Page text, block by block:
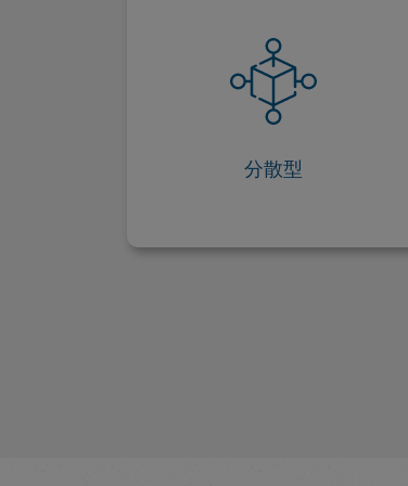
分散型
ビットコインから『分裂』した仮
想通貨と同様に、ビットコインキ
ャッシュは分散型の仮想通貨で
す。これはつまり、ビットコイン
キャッシュが常にマクロ経済学的
な事象や政策の変更による影響を